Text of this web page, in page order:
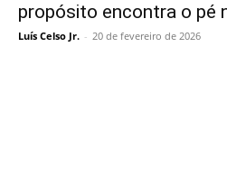
propósito encontra o pé
Luís Celso Jr. - 20 de fevereiro de 2026